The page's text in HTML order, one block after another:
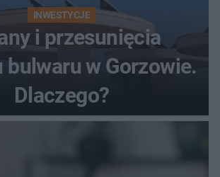
INWESTYCJE
i przesunięcia
bulwaru w Gorzowie.
Dlaczego?